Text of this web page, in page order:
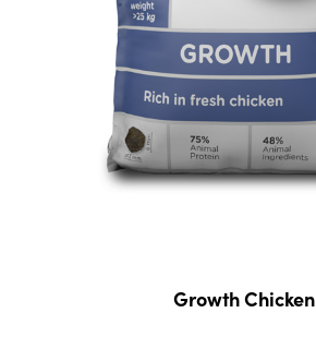
Growth Chicken